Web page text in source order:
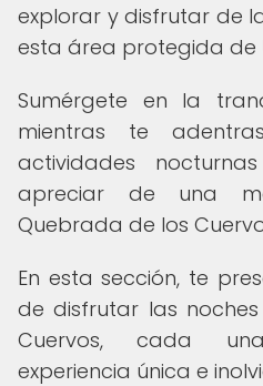
explorar y disfrutar de
esta área protegida de
Sumérgete en la
mientras te
actividades
apreciar de una
Quebrada de los
En esta sección, te
de disfrutar las
Cuervos, cada
experiencia única e